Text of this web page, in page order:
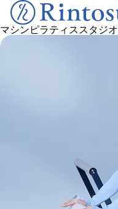
マシンピラティススタジオ